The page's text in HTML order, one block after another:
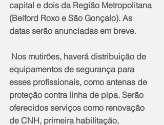
capital e dois da Região Metropolitana
(Belford Roxo e São Gonçalo). As
datas serão anunciadas em breve.
equipamentos de segurança para
esses profissionais, como antenas de
proteção contra linha de pipa. Serão
oferecidos serviços como renovação
de CNH, primeira habilitação,